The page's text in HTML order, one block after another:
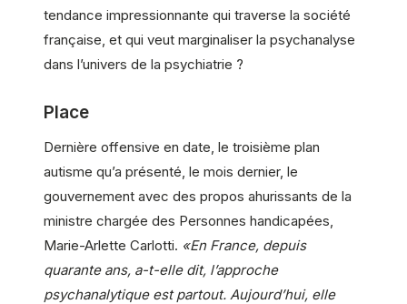
tendance impressionnante qui traverse la société
française, et qui veut marginaliser la psychanalyse
dans l’univers de la psychiatrie ?
Place
Dernière offensive en date, le troisième plan
autisme qu’a présenté, le mois dernier, le
gouvernement avec des propos ahurissants de la
ministre chargée des Personnes handicapées,
Marie-Arlette Carlotti. «En France, depuis
quarante ans, a-t-elle dit, l’approche
psychanalytique est partout. Aujourd’hui, elle